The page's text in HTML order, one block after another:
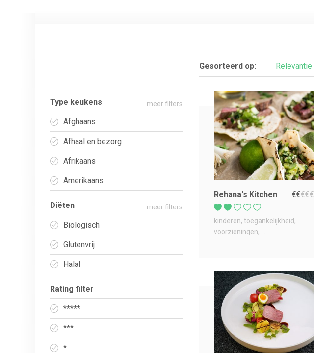
Type keukens meer filters
Afghaans
Afhaal en bezorg
Afrikaans
Amerikaans
Diëten meer filters
Biologisch
Glutenvrij
Halal
Rating filter
*****
***
*
Gesorteerd op: Relevantie
Rehana's Kitchen €€€€€
kinderen toegankelijkheid
voorzieningen